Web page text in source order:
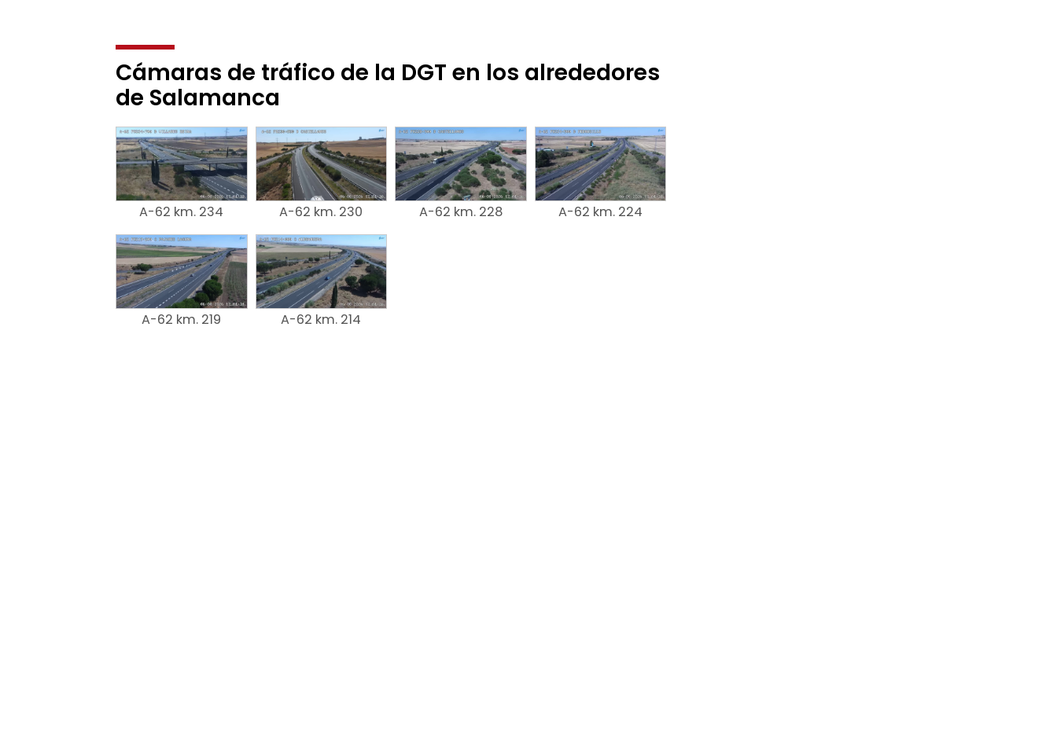
Cámaras de tráfico de la DGT en los alrededores
de Salamanca
A-62 km. 234 A-62 km. 230 A-62 km. 228 A-62 km. 224
A-62 km. 219 A-62 km. 214